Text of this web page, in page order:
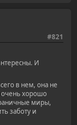
#821
И
в нем, она не
очень хорошо
миры,
заботу и